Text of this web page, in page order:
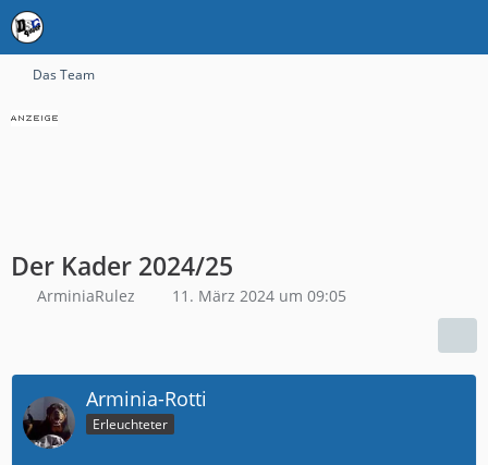
Das Team
Der Kader 2024/25
ArminiaRulez 11. März 2024 um 09:05
Arminia-Rotti
Erleuchteter